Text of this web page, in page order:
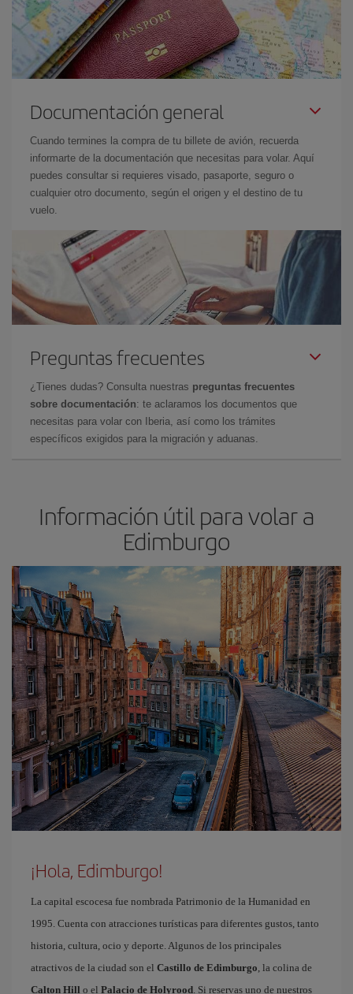
Documentación general
Cuando termines la compra de tu billete de avión, recuerda
informarte de la documentación que necesitas para volar. Aquí
puedes consultar si requieres visado, pasaporte, seguro o
cualquier otro documento, según el origen y el destino de tu
vuelo.
Preguntas frecuentes
¿Tienes dudas? Consulta nuestras preguntas frecuentes
sobre documentación: te aclaramos los documentos que
necesitas para volar con Iberia, así como los trámites
específicos exigidos para la migración y aduanas.
Información útil para volar a
Edimburgo
¡Hola, Edimburgo!
La capital escocesa fue nombrada Patrimonio de la Humanidad en
1995. Cuenta con atracciones turísticas para diferentes gustos, tanto
historia, cultura, ocio y deporte. Algunos de los principales
atractivos de la ciudad son el Castillo de Edimburgo, la colina de
Calton Hill o el Palacio de Holyrood. Si reservas uno de nuestros